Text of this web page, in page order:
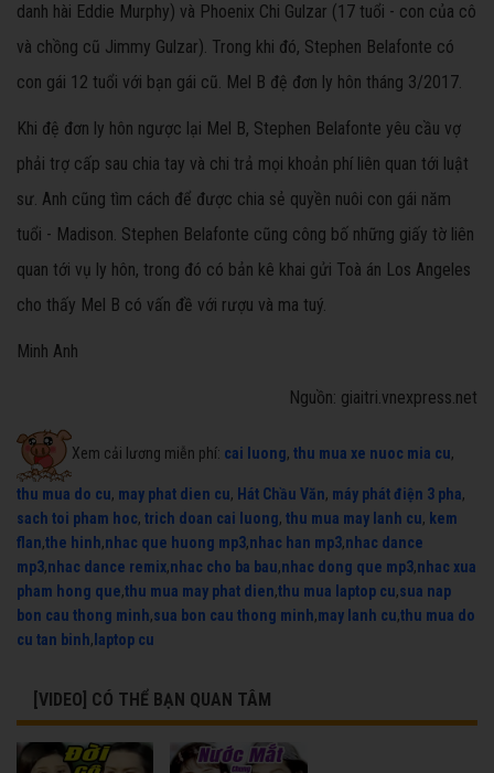
danh hài Eddie Murphy) và Phoenix Chi Gulzar (17 tuổi - con của cô
và chồng cũ Jimmy Gulzar). Trong khi đó, Stephen Belafonte có
con gái 12 tuổi với bạn gái cũ. Mel B đệ đơn ly hôn tháng 3/2017.
Khi đệ đơn ly hôn ngược lại Mel B, Stephen Belafonte yêu cầu vợ
phải trợ cấp sau chia tay và chi trả mọi khoản phí liên quan tới luật
sư. Anh cũng tìm cách để được chia sẻ quyền nuôi con gái năm
tuổi - Madison. Stephen Belafonte cũng công bố những giấy tờ liên
quan tới vụ ly hôn, trong đó có bản kê khai gửi Toà án Los Angeles
cho thấy Mel B có vấn đề với rượu và ma tuý.
Minh Anh
Nguồn: giaitri.vnexpress.net
Xem cải lương miễn phí: cai luong, thu mua xe nuoc mia cu,
thu mua do cu, may phat dien cu, Hát Chầu Văn, máy phát điện 3 pha,
sach toi pham hoc, trich doan cai luong, thu mua may lanh cu, kem
flan,the hinh,nhac que huong mp3,nhac han mp3,nhac dance
mp3,nhac dance remix,nhac cho ba bau,nhac dong que mp3,nhac xua
pham hong que,thu mua may phat dien,thu mua laptop cu,sua nap
bon cau thong minh,sua bon cau thong minh,may lanh cu,thu mua do
cu tan binh, laptop cu
[VIDEO] CÓ THỂ BẠN QUAN TÂM